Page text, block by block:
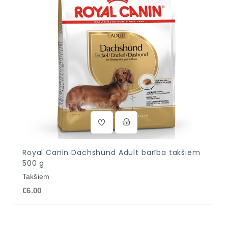
Royal Canin Dachshund Adult barība takšiem
500 g
Takšiem
€6.00